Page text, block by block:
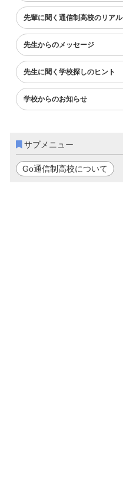
先輩に聞く通信制高校のリアル
先生からのメッセージ
先生に聞く学校探しのヒント
学校からのお知らせ
サブメニュー
Go通信制高校について